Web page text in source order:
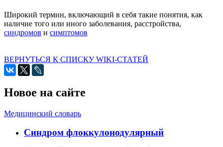
Широкий термин, включающий в себя такие понятия, как
наличие того или иного заболевания, расстройства,
синдромов и симптомов
ВЕРНУТЬСЯ К СПИСКУ WIKI-СТАТЕЙ
Новое на сайте
Медицинский словарь
Cиндром флоккулонодулярный